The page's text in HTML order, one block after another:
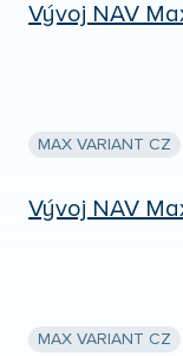
Vývoj NAV
MAX VARIANT CZ
Vývoj NAV
MAX VARIANT CZ